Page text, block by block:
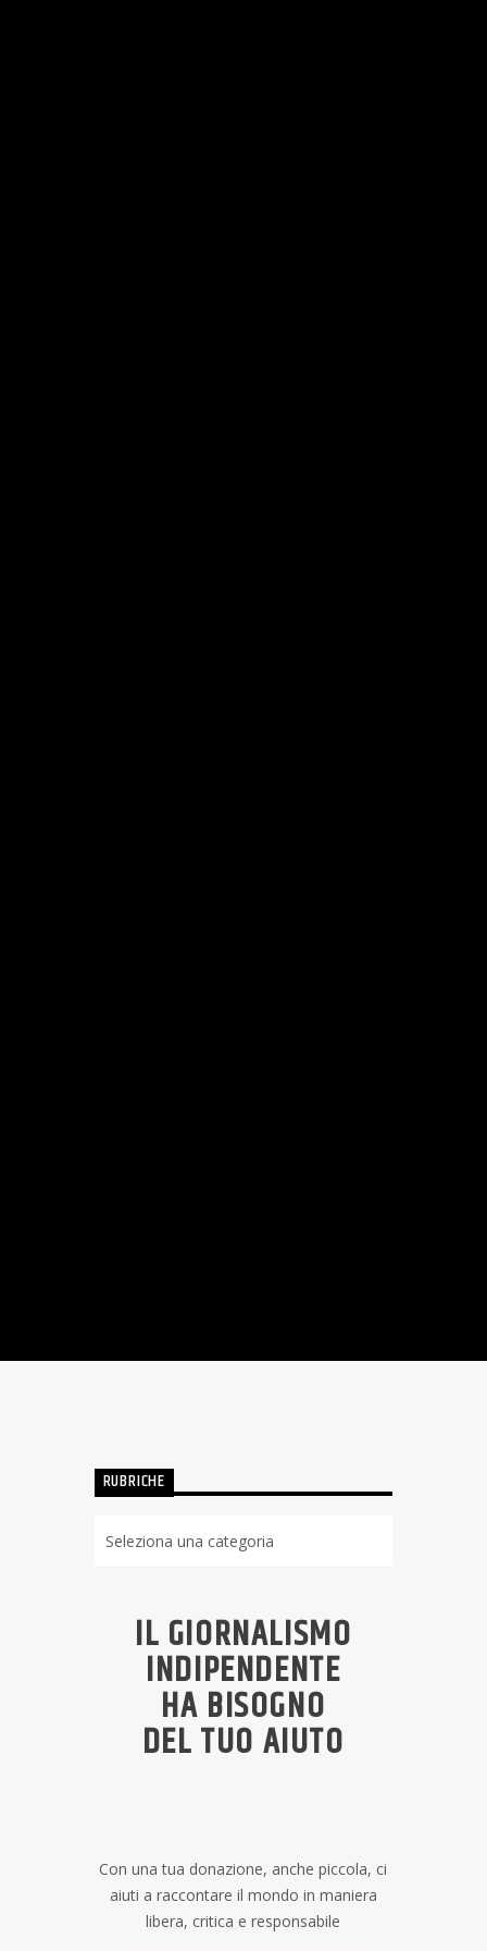
RUBRICHE
IL GIORNALISMO
INDIPENDENTE
HA BISOGNO
DEL TUO AIUTO
Con una tua donazione, anche piccola, ci
aiuti a raccontare il mondo in maniera
libera, critica e responsabile